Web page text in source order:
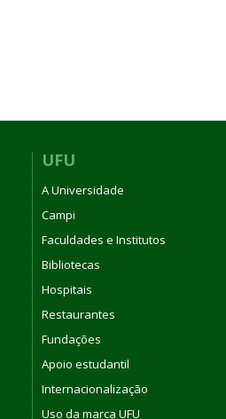
UFU
A Universidade
Campi
Faculdades e Institutos
Bibliotecas
Hospitais
Restaurantes
Fundações
Apoio estudantil
Internacionalização
Uso da marca UFU